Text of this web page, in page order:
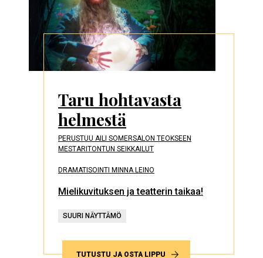
Taru hohtavasta
helmestä
PERUSTUU AILI SOMERSALON TEOKSEEN
MESTARITONTUN SEIKKAILUT
DRAMATISOINTI MINNA LEINO
Mielikuvituksen ja teatterin taikaa!
SUURI NÄYTTÄMÖ
TUTUSTU JA OSTA LIPPU